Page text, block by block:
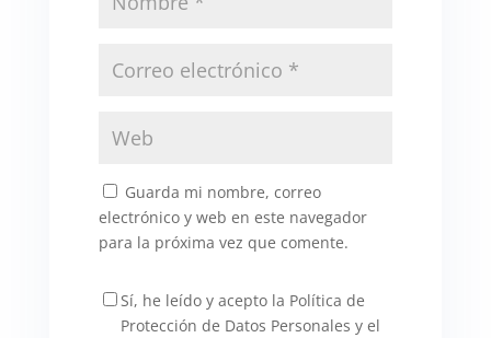
Guarda mi nombre, correo
electrónico y web en este navegador
para la próxima vez que comente.
Sí, he leído y acepto la Política de
Protección de Datos Personales y el